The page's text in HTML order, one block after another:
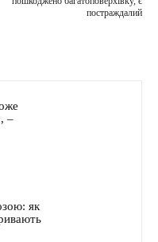
постраждалий
–
як